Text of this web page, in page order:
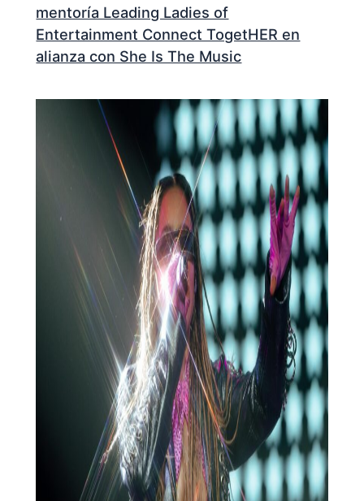
mentoría Leading Ladies of
Entertainment Connect TogetHER en
alianza con She Is The Music